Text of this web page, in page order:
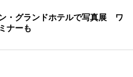
・グランドホテルで写真展 ワ
ナーも